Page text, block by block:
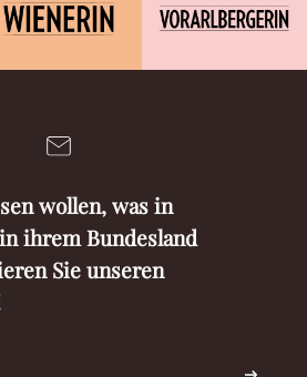
wollen, was in
ihrem Bundesland
Sie unseren